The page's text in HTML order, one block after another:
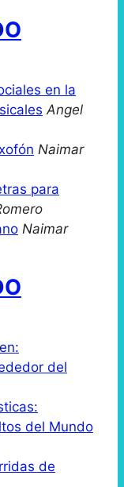
en la
Angel
Naimar
para
Naimar
del
del Mundo
de